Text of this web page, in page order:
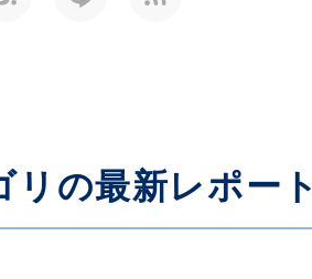
リの最新レポート